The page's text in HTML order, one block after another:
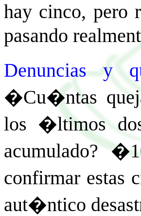
hay cinco,
pasando
Denuncias y
�Cu�ntas
los �ltimos
acumulado?
confirmar estas
aut�ntico